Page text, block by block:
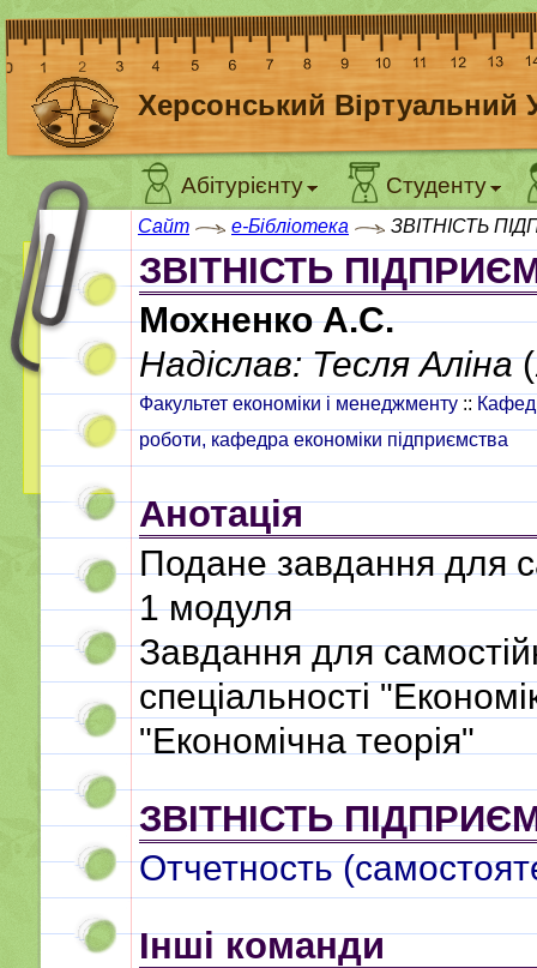
Херсонський Віртуальний
Абітурієнту Студенту
Сайт e-Бібліотека ЗВІТНІСТЬ
ЗВІТНІСТЬ
Мохненко А.С.
Надіслав: Тесля Аліна(
Факультет економіки і менеджменту ::
роботи, кафедра економіки підприємства
Анотація
Подане завдання для
1 модуля
Завдання для
спеціальності
"Економічна теорія"
ЗВІТНІСТЬ
Отчетность
Інші команди